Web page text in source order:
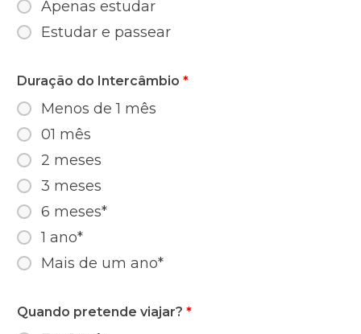
Apenas estudar
Estudar e passear
Duração do Intercâmbio *
Menos de 1 mês
01 mês
2 meses
3 meses
6 meses*
1 ano*
Mais de um ano*
Quando pretende viajar? *